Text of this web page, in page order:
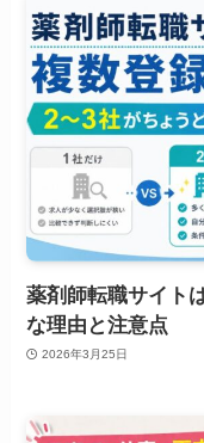
薬剤師転職サイト
な理由と注意点
2026年3月25日